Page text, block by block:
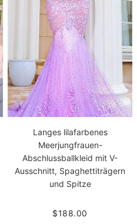
Langes lilafarbenes
Meerjungfrauen-
Abschlussballkleid mit V-
Ausschnitt, Spaghettiträgern
und Spitze
$188.00